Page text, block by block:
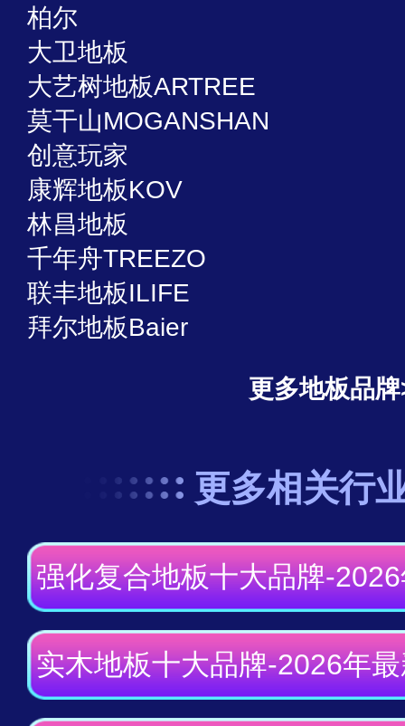
柏尔
大卫地板
大艺树地板ARTREE
莫干山MOGANSHAN
创意玩家
康辉地板KOV
林昌地板
千年舟TREEZO
联丰地板ILIFE
拜尔地板Baier
更多地板品
更多相关行
强化复合地板十大品牌-
实木地板十大品牌-2026年